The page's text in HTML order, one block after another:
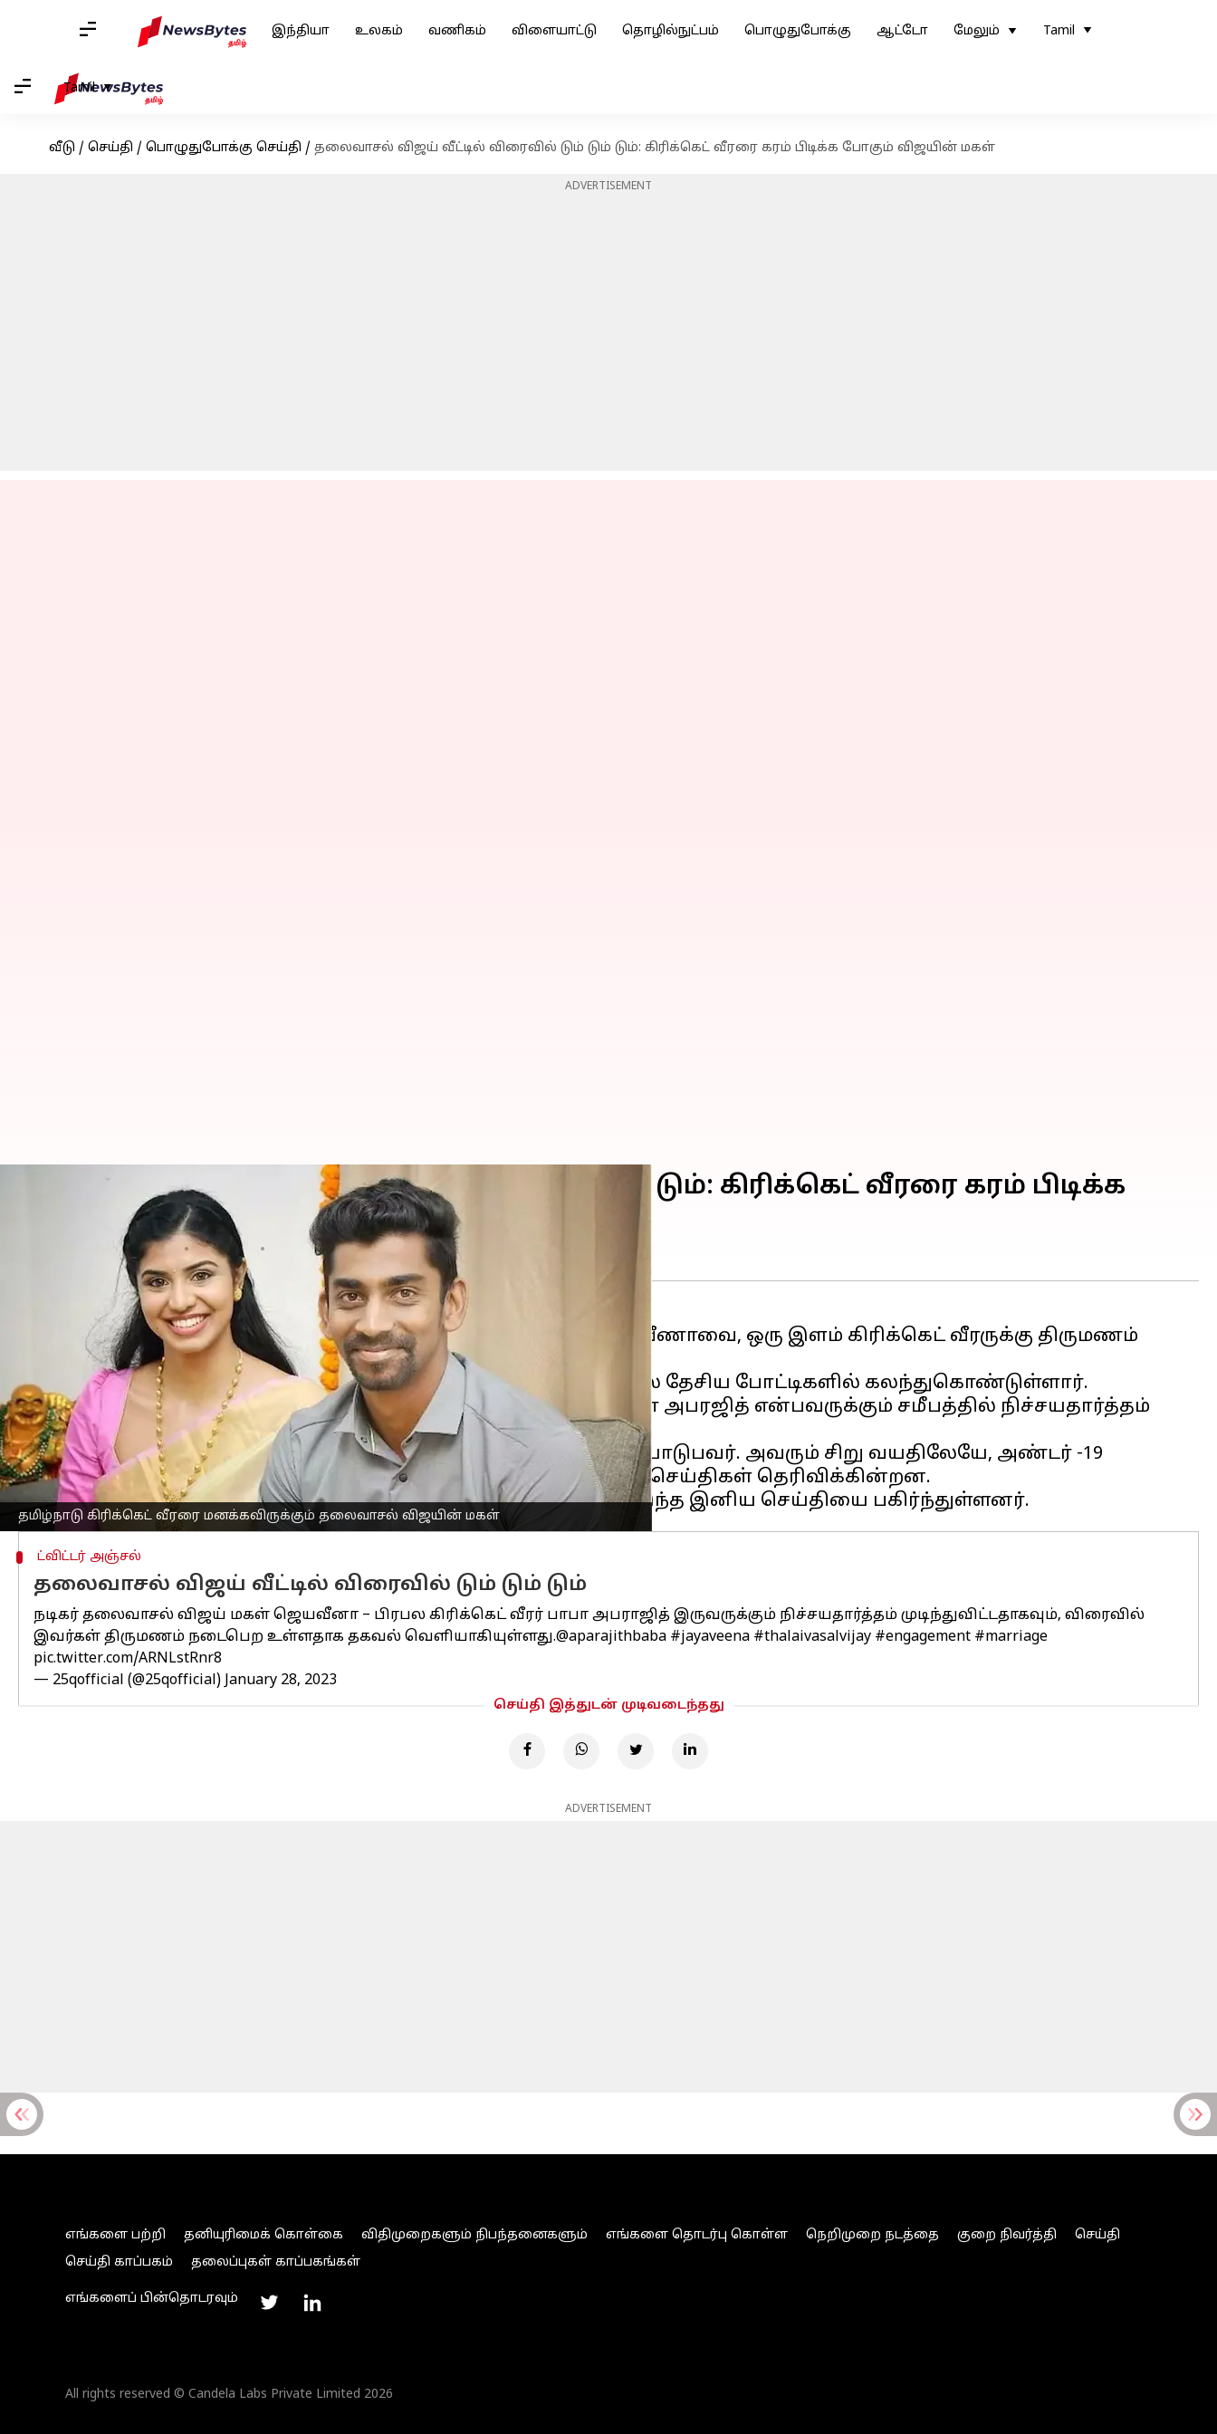
இந்தியா உலகம் வணிகம் விளையாட்டு தொழில்நுட்பம் பொழுதுபோக்கு ஆட்டோ மேலும் Tamil
Tamil
வீடு / செய்தி / பொழுதுபோக்கு செய்தி / தலைவாசல் விஜய் வீட்டில் விரைவில் டும் டும் டும்: கிரிக்கெட் வீரரை கரம் பிடிக்க போகும் விஜயின் மகள்
ADVERTISEMENT
தமிழ்நாடு கிரிக்கெட் வீரரை மனக்கவிருக்கும் தலைவாசல் விஜயின் மகள்
தலைவாசல் விஜய் வீட்டில் விரைவில் டும் டும் டும்: கிரிக்கெட் வீரரை கரம் பிடிக்க
போகும் விஜயின் மகள்
Venkatalakshmi V Jan 28, 2023 03:48 pm
செய்தி முன்னோட்டம்
பிரபலகோலிவுட்நடிகரான தலைவாசல் விஜய், தனது மகள் ஜெயவீணாவை, ஒரு இளம் கிரிக்கெட் வீரருக்கு திருமணம்
நிச்சயித்து இருக்கிறார்.
'தலைவாசல்' விஜய்யின் மகளும் ஒரு நீச்சல் வீராங்கனை ஆவர். பல தேசிய போட்டிகளில் கலந்துகொண்டுள்ளார்.
இந்நிலையில், ஜெயவீணாவிற்கும் தமிழ்நாடு கிரிக்கெட் வீரர், பாபா அபரஜித் என்பவருக்கும் சமீபத்தில் நிச்சயதார்த்தம்
நடந்துள்ளது.
பாபா அபரஜித், ரஞ்சி கோப்பையில் தமிழ்நாடு அணிக்காக விளையாடுபவர். அவரும் சிறு வயதிலேயே, அண்டர் -19
கிரிக்கெட் போட்டியில், இந்தியா சார்பாக விளையாடி உள்ளார் என செய்திகள் தெரிவிக்கின்றன.
ட்விட்டர் அஞ்சல்
தலைவாசல் விஜய் வீட்டில் விரைவில் டும் டும் டும்
நடிகர் தலைவாசல் விஜய் மகள் ஜெயவீனா – பிரபல கிரிக்கெட் வீரர் பாபா அபராஜித் இருவருக்கும் நிச்சயதார்த்தம் முடிந்துவிட்டதாகவும், விரைவில்
இவர்கள் திருமணம் நடைபெற உள்ளதாக தகவல் வெளியாகியுள்ளது.@aparajithbaba #jayaveena #thalaivasalvijay #engagement #marriage
pic.twitter.com/ARNLstRnr8
— 25qofficial (@25qofficial) January 28, 2023
செய்தி இத்துடன் முடிவடைந்தது
ADVERTISEMENT
எங்களை பற்றி தனியுரிமைக் கொள்கை விதிமுறைகளும் நிபந்தனைகளும் எங்களை தொடர்பு கொள்ள நெறிமுறை நடத்தை குறை நிவர்த்தி
செய்தி
செய்தி காப்பகம்
தலைப்புகள் காப்பகங்கள்
எங்களைப் பின்தொடரவும்
All rights reserved © Candela Labs Private Limited 2026